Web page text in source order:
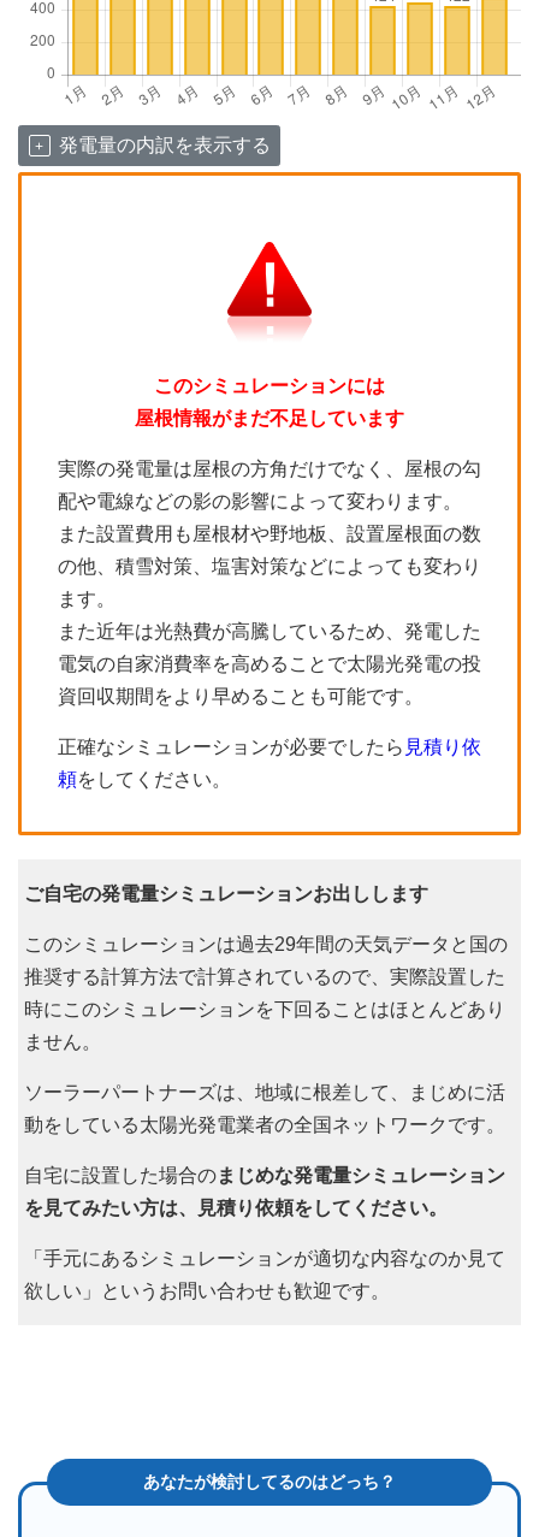
発電量の内訳を表示する
このシミュレーションには
屋根情報がまだ不足しています
実際の発電量は屋根の方角だけでなく、屋根の勾
配や電線などの影の影響によって変わります。
また設置費用も屋根材や野地板、設置屋根面の数
の他、積雪対策、塩害対策などによっても変わり
ます。
また近年は光熱費が高騰しているため、発電した
電気の自家消費率を高めることで太陽光発電の投
資回収期間をより早めることも可能です。
正確なシミュレーションが必要でしたら 見積り依
頼をしてください。
ご自宅の発電量シミュレーションお出しします
このシミュレーションは過去29年間の天気データと国の
推奨する計算方法で計算されているので、実際設置した
時にこのシミュレーションを下回ることはほとんどあり
ません。
ソーラーパートナーズは、地域に根差して、まじめに活
動をしている太陽光発電業者の全国ネットワークです。
自宅に設置した場合のまじめな発電量シミュレーション
を見てみたい方は、見積り依頼をしてください。
「手元にあるシミュレーションが適切な内容なのか見て
欲しい」というお問い合わせも歓迎です。